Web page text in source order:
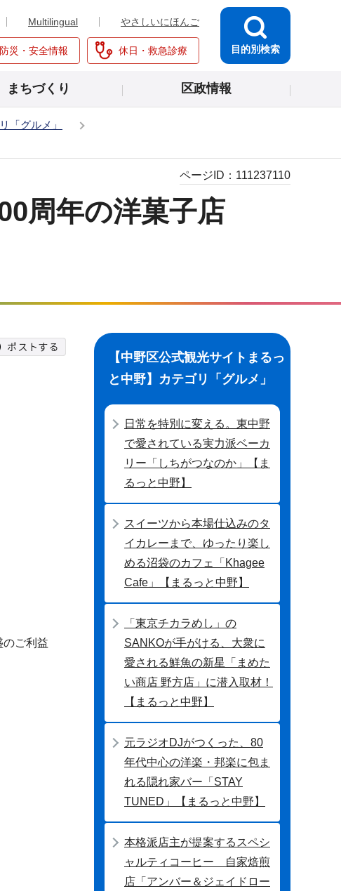
Multilingual やさしいにほんご
防災・安全情報 休日・救急診療 目的別検索
まちづくり 区政情報
「グルメ」
周年の洋菓子店
ページID： 111237110
のご利益
【中野区公式観光サイトまるっ
と中野】カテゴリ「グルメ」
日常を特別に変える。東中野
で愛されている実力派ベーカ
リー「しちがつなのか」【ま
るっと中野】
スイーツから本場仕込みのタ
イカレーまで、ゆったり楽し
める沼袋のカフェ「Khagee
Cafe」【まるっと中野】
「東京チカラめし」の
SANKOが手がける、大衆に
愛される鮮魚の新星「まめた
い商店 野方店」に潜入取材！
【まるっと中野】
元ラジオDJがつくった、80
年代中心の洋楽・邦楽に包ま
れる隠れ家バー「STAY
TUNED」【まるっと中野】
本格派店主が提案するスペシ
ャルティコーヒー 自家焙煎
店「アンバー＆ジェイドロー